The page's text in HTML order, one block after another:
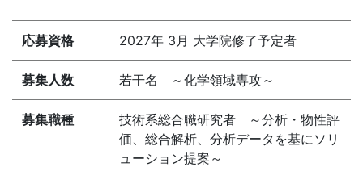
応募資格 2027年 3月 大学院修了予定者
募集人数 若干名 ～化学領域専攻～
募集職種
技術系総合職研究者 ～分析・物性評
価、総合解析、分析データを基にソリ
ューション提案～